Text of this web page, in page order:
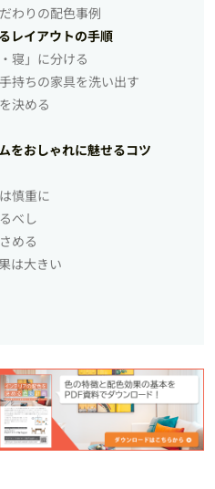
わりの配色事例
レイアウトの手順
寝」に分ける
持ちの家具を洗い出す
決める
をおしゃれに魅せるコツ
慎重に
べし
める
は大きい